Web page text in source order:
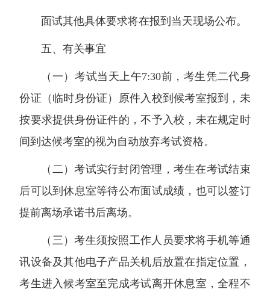
面试其他具体要求将在报到当天现场公布。
五、有关事宜
（一）考试当天上午7:30前，考生凭二代身
份证（临时身份证）原件入校到候考室报到，未
按要求提供身份证件的，不予入校，未在规定时
间到达候考室的视为自动放弃考试资格。
（二）考试实行封闭管理，考生在考试结束
后可以到休息室等待公布面试成绩，也可以签订
提前离场承诺书后离场。
（三）考生须按照工作人员要求将手机等通
讯设备及其他电子产品关机后放置在指定位置，
考生进入候考室至完成考试离开休息室，全程不